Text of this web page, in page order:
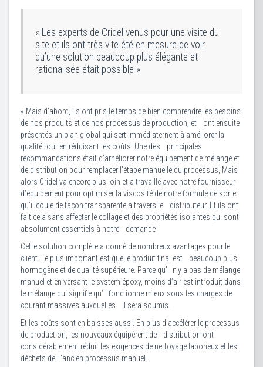
« Les experts de Cridel venus pour une visite du
site et ils ont très vite été en mesure de voir
qu’une solution beaucoup plus élégante et
rationalisée était possible »
« Mais d’abord, ils ont pris Ie temps de bien comprendre les besoins
de nos produits et de nos processus de production, et ont ensuite
présentés un plan global qui sert immédiaternent à améliorer la
qualité tout en réduisant les coûts. Une des principales
recommandations était d’arnéliorer notre équipement de mélange et
de distribution pour remplacer l’étape manuelle du processus, Mais
alors Cridel va encore plus loin et a travaillé avec notre fournisseur
d’équipement pour optimiser la viscosité de notre formule de sorte
qu’iI coule de façon transparente à travers Ie distributeur. Et ils ont
fait cela sans affecter Ie collage et des propriétés isolantes qui sont
absolument essentiels à notre demande
Cette solution complète a donné de nombreux avantages pour Ie
client. Le plus important est que Ie produit final est beaucoup plus
hormogène et de qualité supérieure. Parce qu’il n’y a pas de mélange
manuel et en versant Ie system époxy, moins d’air est introduit dans
Ie mélange qui signifie qu’il fonctionne mieux sous les charges de
courant massives auxquelles il sera soumis.
Et les coûts sont en baisses aussi. En plus d’accélérer Ie processus
de production, les nouveaux équipèrent de distribution ont
considérablernent réduit les exigences de nettoyage laborieux et les
déchets de I ‘ancien processus manuel.